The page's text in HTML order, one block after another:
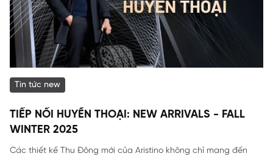
Tin tức new
TIẾP NỐI HUYỀN THOẠI: NEW ARRIVALS - FALL
WINTER 2025
Các thiết kế Thu Đông mới của Aristino không chỉ mang đến